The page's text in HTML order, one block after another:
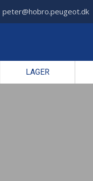
peter@hobro.peugeot.dk
LAGER